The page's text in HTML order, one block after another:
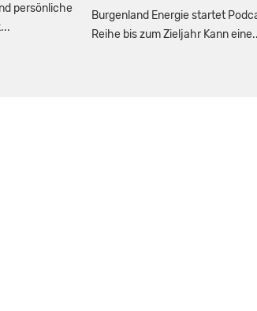
persönliche
Burgenland Energie startet
Reihe bis zum Zieljahr Kann